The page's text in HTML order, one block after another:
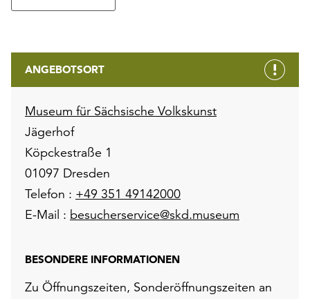
ANGEBOTSORT
Museum für Sächsische Volkskunst
Jägerhof
Köpckestraße 1
01097 Dresden
Telefon : +49 351 49142000
E-Mail : besucherservice@skd.museum
BESONDERE INFORMATIONEN
Zu Öffnungszeiten, Sonderöffnungszeiten an